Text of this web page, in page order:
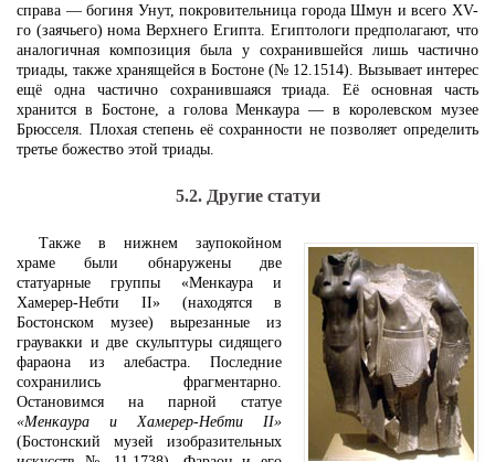
справа — богиня Унут, покровительница города Шмун и всего XV-
го (заячьего) нома Верхнего Египта. Египтологи предполагают, что
аналогичная композиция была у сохранившейся лишь частично
триады, также хранящейся в Бостоне (№ 12.1514). Вызывает интерес
ещё одна частично сохранившаяся триада. Её основная часть
хранится в Бостоне, а голова Менкаура — в королевском музее
Брюсселя. Плохая степень её сохранности не позволяет определить
третье божество этой триады.
5.2. Другие статуи
Также в нижнем заупокойном
храме были обнаружены две
статуарные группы «Менкаура и
Хамерер-Небти II» (находятся в
Бостонском музее) вырезанные из
граувакки и две скульптуры сидящего
фараона из алебастра. Последние
сохранились фрагментарно.
Остановимся на парной статуе
«Менкаура и Хамерер-Небти II»
(Бостонский музей изобразительных